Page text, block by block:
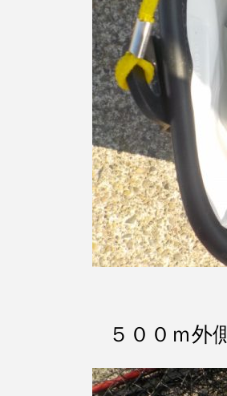
５００ｍ